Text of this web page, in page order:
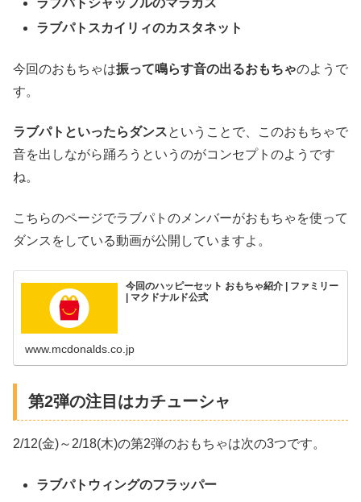
ラブパトシャッフルのマラカス
ラブパトスカイリィのカスタネット
今回のおもちゃは振って鳴らす音の出るおもちゃのようで
す。
ラブパトといったらダンスということで、このおもちゃで
音を出しながら踊ろうというのがコンセプトのようです
ね。
こちらのページでラブパトのメンバーがおもちゃを使って
ダンスをしている動画が公開していますよ。
今回のハッピーセット おもちゃ紹介 | ファミリー
| マクドナルド公式
www.mcdonalds.co.jp
第2弾の注目はカチューシャ
2/12(金)～2/18(木)の第2弾のおもちゃは次の3つです。
ラブパトウィングのフラッパー